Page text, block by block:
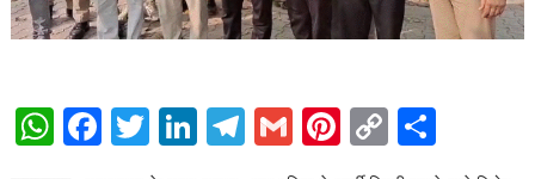
W F T
w
Li T G
m
Pi
nt
C
o h